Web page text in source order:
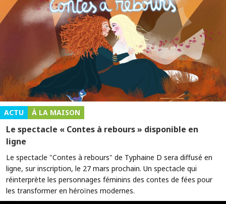
ACTU À LA MAISON
Le spectacle « Contes à rebours » disponible en
ligne
Le spectacle "Contes à rebours" de Typhaine D sera diffusé en
ligne, sur inscription, le 27 mars prochain. Un spectacle qui
réinterprète les personnages féminins des contes de fées pour
les transformer en héroïnes modernes.